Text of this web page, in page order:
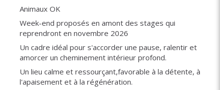
Animaux OK
Week-end proposés en amont des stages qui
reprendront en novembre 2026
Un cadre idéal pour s'accorder une pause, ralentir et
amorcer un cheminement intérieur profond.
Un lieu calme et ressourçant,favorable à la détente, à
l'apaisement et à la régénération.